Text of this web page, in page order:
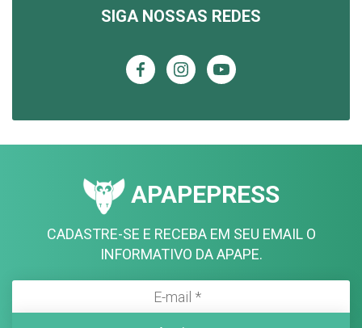
SIGA NOSSAS REDES
APAPEPRESS
CADASTRE-SE E RECEBA EM SEU EMAIL O
INFORMATIVO DA APAPE.